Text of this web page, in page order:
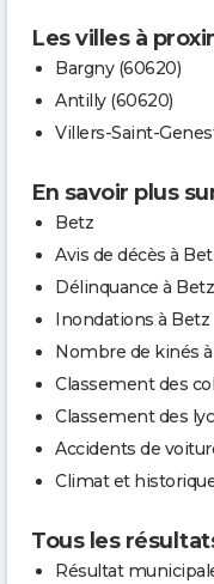
Les villes à
Bargny (60620)
Antilly (60620)
Villers-Saint-
En savoir plus
Betz
Avis de décès à
Délinquance à Betz
Inondations à Betz
Nombre de kinés
Classement des
Classement des
Accidents de
Climat et
Tous les
Résultat